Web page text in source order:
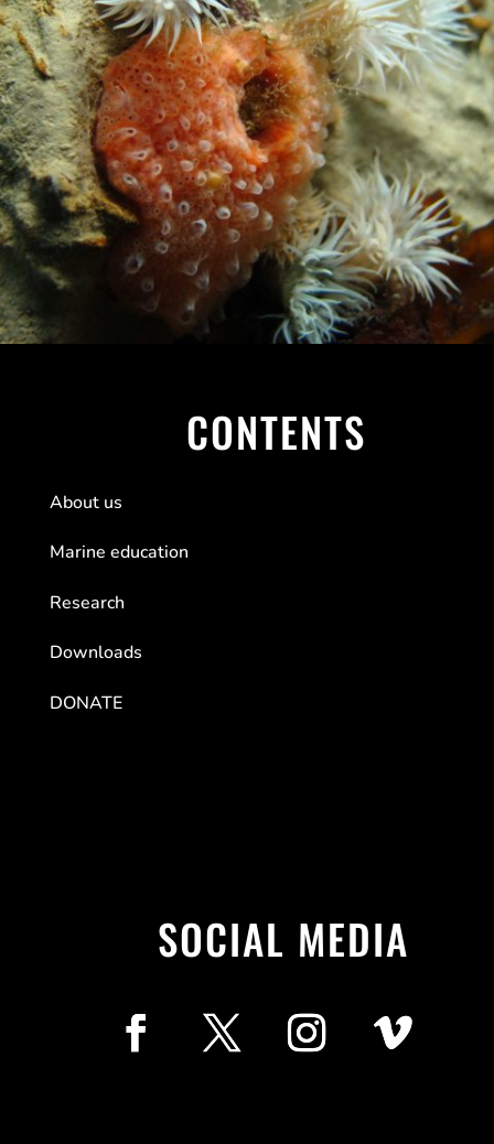
CONTENTS
About us
Marine education
Research
Downloads
DONATE
SOCIAL MEDIA